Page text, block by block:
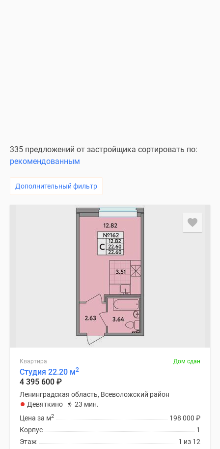
335 предложений от застройщика сортировать по:
рекомендованным
Дополнительный фильтр
Квартира Дом сдан
Студия 22.20 м2
4 395 600 ₽
Ленинградская область, Всеволожский район
Девяткино
23 мин.
198 000 ₽
Цена за м2
1
Корпус
1 из 12
Этаж